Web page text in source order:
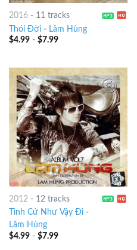
2016- 11 tracks
Thói Đời- Lâm Hùng
$4.99- $7.99
2012- 12 tracks
Tình Cứ Như Vậy Đi-
Lâm Hùng
$4.99- $7.99